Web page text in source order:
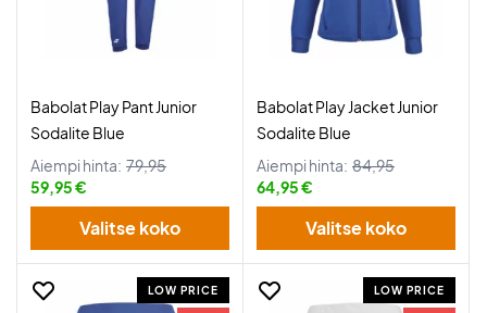
Babolat Play Pant Junior
Sodalite Blue
Aiempi hinta: 79,95
59,95 €
Valitse koko
Babolat Play Jacket Junior
Sodalite Blue
Aiempi hinta: 84,95
64,95 €
Valitse koko
LOW PRICE LOW PRICE